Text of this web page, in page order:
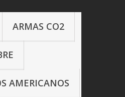
ARMAS CO2
AMERICANOS